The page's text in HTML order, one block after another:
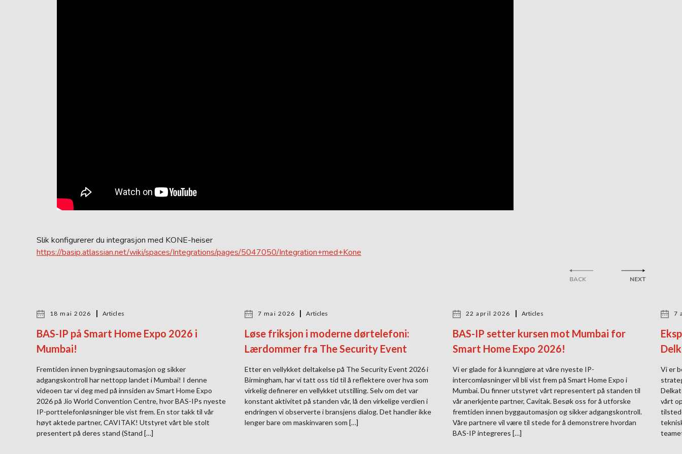
Slik konfigurerer du integrasjon med KONE-heiser
https://basip.atlassian.net/wiki/spaces/Integrations/pages/5047050/Integration+med+Kone
BACK
18 mai 2026 Articles
BAS-IP på Smart Home Expo 2026 i
Mumbai!
Fremtiden innen bygningsautomasjon og sikker
adgangskontroll har nettopp landet i Mumbai! I denne
videoen tar vi deg med på innsiden av Smart Home Expo
2026 på Jio World Convention Centre, hvor BAS-IPs nyeste
IP-porttelefonløsninger ble vist frem. En stor takk til vår
høyt aktede partner, CAVITAK! Utstyret vårt ble stolt
presentert på deres stand (Stand […]
7 mai 2026 Articles
Løse friksjon i moderne dørtelefoni:
Lærdommer fra The Security Event
Etter en vellykket deltakelse på The Security Event 2026 i
Birmingham, har vi tatt oss tid til å reflektere over hva som
virkelig definerer en vellykket utstilling. Selv om det var
konstant aktivitet på standen vår, lå den virkelige verdien i
endringen vi observerte i bransjens dialog. Det handler ikke
lenger bare om maskinvaren som […]
22 april 2026 Articles
BAS-IP setter kursen mot Mumbai for
Smart Home Expo 2026!
Vi er glade for å kunngjøre at våre nyeste IP-
intercomløsninger vil bli vist frem på Smart Home Expo i
Mumbai. Du finner utstyret vårt representert på standen til
vår anerkjente partner, Cavitak. Besøk oss for å utforske
fremtiden innen byggautomasjon og sikker adgangskontroll.
Våre partnere vil være til stede for å demonstrere hvordan
BAS-IP integreres […]
7
Vi er
vårt
NEXT